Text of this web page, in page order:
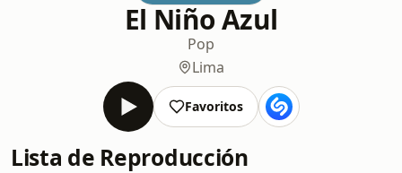
El Niño Azul
Pop
Lima
Favoritos
Lista de Reproducción